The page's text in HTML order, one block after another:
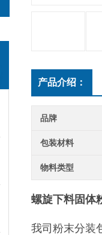
产品介绍：
品牌
包装材料
物料类型
螺旋下料固体
我司粉末分装